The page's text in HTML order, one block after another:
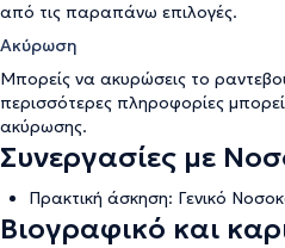
από τις παραπάνω επιλογές.
Ακύρωση
Μπορείς να ακυρώσεις το
περισσότερες πληροφορίες
ακύρωσης.
Συνεργασίες με
Πρακτική άσκηση: Γενικό
Βιογραφικό και